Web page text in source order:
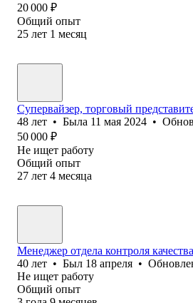
20 000 ₽
Общий опыт
25 лет 1 месяц
Супервайзер, торговый
48 лет • Была 11 мая 2024 •
50 000 ₽
Не ищет работу
Общий опыт
27 лет 4 месяца
Менеджер отдела контроля
40 лет • Был 18 апреля •
Не ищет работу
Общий опыт